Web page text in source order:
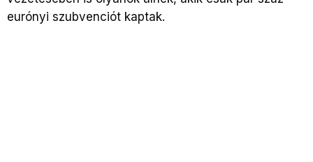
eurónyi szubvenciót kaptak.